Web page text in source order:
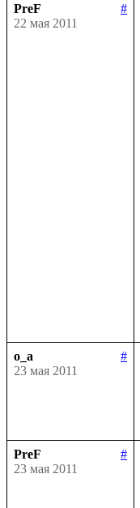
PreF
#
22 мая 2011
o_a
#
23 мая 2011
PreF
#
23 мая 2011